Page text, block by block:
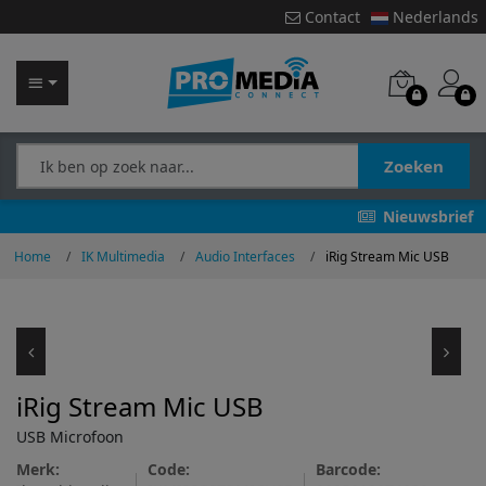
Contact Nederlands
Zoeken
Nieuwsbrief
Home IK Multimedia Audio Interfaces iRig Stream Mic USB
iRig Stream Mic USB
USB Microfoon
Merk:
Code:
Barcode: